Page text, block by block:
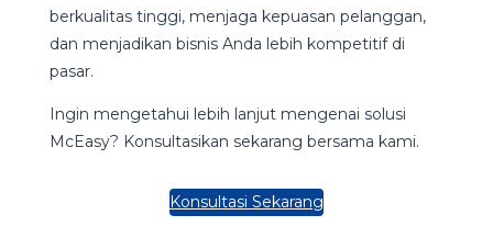
berkualitas tinggi, menjaga kepuasan pelanggan,
dan menjadikan bisnis Anda lebih kompetitif di
pasar.
Ingin mengetahui lebih lanjut mengenai solusi
McEasy? Konsultasikan sekarang bersama kami.
Konsultasi Sekarang